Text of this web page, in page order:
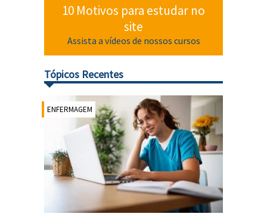
10 Motivos para estudar no
site
Assista a vídeos de nossos cursos
Tópicos Recentes
ENFERMAGEM